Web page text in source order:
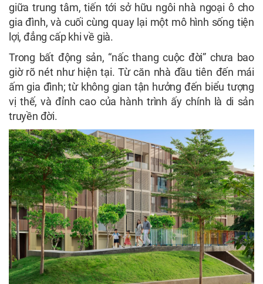
giữa trung tâm, tiến tới sở hữu ngôi nhà ngoại ô cho
gia đình, và cuối cùng quay lại một mô hình sống tiện
lợi, đẳng cấp khi về già.
Trong bất động sản, “nấc thang cuộc đời” chưa bao
giờ rõ nét như hiện tại. Từ căn nhà đầu tiên đến mái
ấm gia đình; từ không gian tận hưởng đến biểu tượng
vị thế, và đỉnh cao của hành trình ấy chính là di sản
truyền đời.